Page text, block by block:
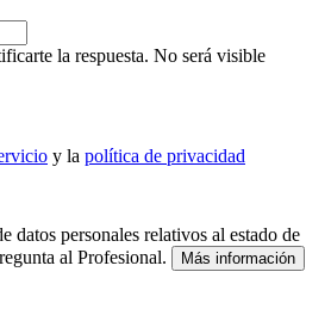
la respuesta. No será visible
y la política de privacidad
datos personales relativos al estado de
al Profesional.
Más información